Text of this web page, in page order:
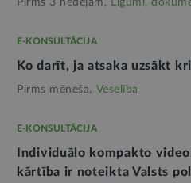
E-KONSULTĀCIJA
Ko darīt, ja atsaka uzsākt
Pirms mēneša, Veselība
E-KONSULTĀCIJA
Individuālo kompakto
kārtība ir noteikta Valsts